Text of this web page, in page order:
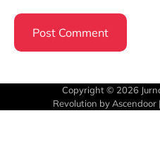
Copyright © 2026
Revolution by Ascendoor